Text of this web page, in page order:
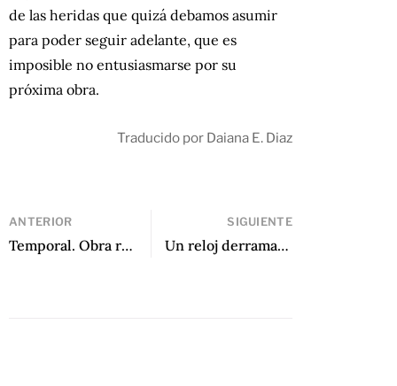
de las heridas que quizá debamos asumir
para poder seguir adelante, que es
imposible no entusiasmarse por su
próxima obra.
Traducido por Daiana E. Diaz
ANTERIOR
Temporal. Obra reunida de Ramón Cote Baraibar
SIGUIENTE
Un reloj derramado en el desierto de Alejandro Susti